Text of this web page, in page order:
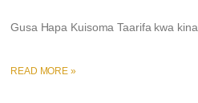
Gusa Hapa Kuisoma Taarifa kwa kina
READ MORE »